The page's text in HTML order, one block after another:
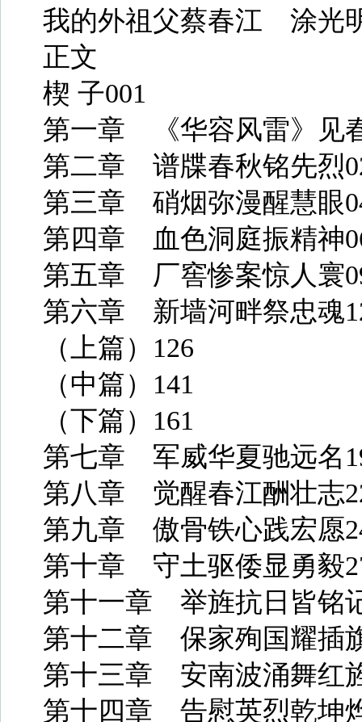
我的外祖父蔡春江 涂光
正文
楔 子001
第一章 《华容风雷》见
第二章 谱牒春秋铭先烈
第三章 硝烟弥漫醒慧眼
第四章 血色洞庭振精神
第五章 厂窖惨案惊人寰
第六章 新墙河畔祭忠魂
（上篇）126
（中篇）141
（下篇）161
第七章 军威华夏驰远名
第八章 觉醒春江酬壮志
第九章 傲骨铁心践宏愿
第十章 守土驱倭显勇毅
第十一章 举旌抗日皆铭
第十二章 保家殉国耀插
第十三章 安南波涌舞红
第十四章 告慰英烈乾坤